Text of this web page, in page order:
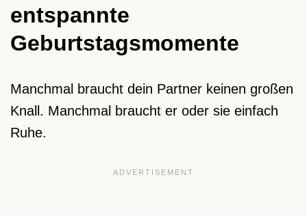
entspannte
Geburtstagsmomente
Manchmal braucht dein Partner keinen großen
Knall. Manchmal braucht er oder sie einfach
Ruhe.